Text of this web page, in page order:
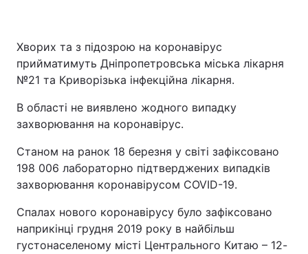
Хворих та з підозрою на коронавірус
прийматимуть Дніпропетровська міська лікарня
№21 та Криворізька інфекційна лікарня.
В області не виявлено жодного випадку
захворювання на коронавірус.
Станом на ранок 18 березня у світі зафіксовано
198 006 лабораторно підтверджених випадків
захворювання коронавірусом COVID-19.
Спалах нового коронавірусу було зафіксовано
наприкінці грудня 2019 року в найбільш
густонаселеному місті Центрального Китаю – 12-